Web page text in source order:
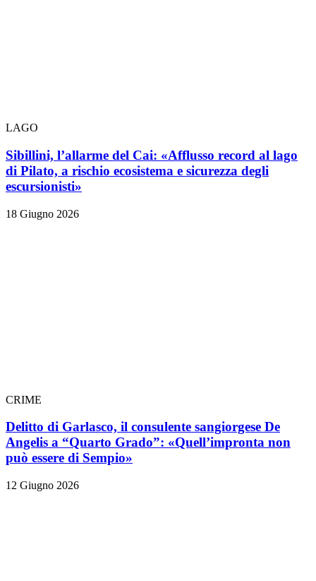
LAGO
Sibillini, l’allarme del Cai: «Afflusso record al lago
di Pilato, a rischio ecosistema e sicurezza degli
escursionisti»
18 Giugno 2026
CRIME
Delitto di Garlasco, il consulente sangiorgese De
Angelis a “Quarto Grado”: «Quell’impronta non
può essere di Sempio»
12 Giugno 2026